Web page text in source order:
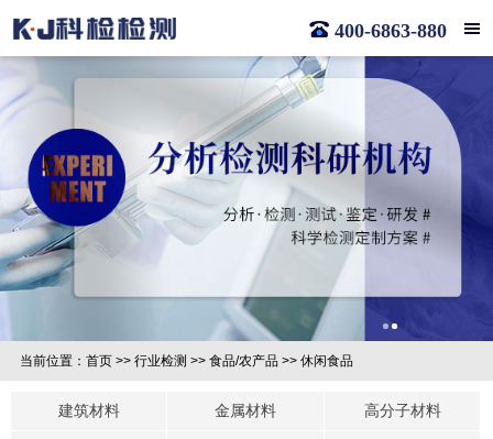
400-6863-880
当前位置： 首页>> 行业检测 >> 食品/农产品>> 休闲食品
建筑材料 金属材料 高分子材料